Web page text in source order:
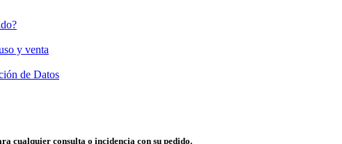
y venta
de Datos
cualquier consulta o incidencia con su pedido.